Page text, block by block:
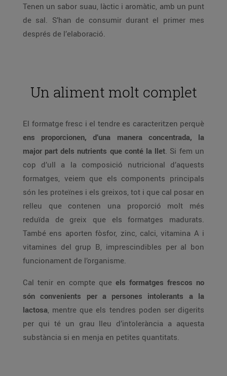
Tenen un sabor suau, làctic i aromàtic, amb un punt
de sal. S’han de consumir durant el primer mes
després de l’elaboració.
Un aliment molt complet
El formatge fresc i el tendre es caracteritzen perquè
ens proporcionen, d’una manera concentrada, la
major part dels nutrients que conté la llet. Si fem un
cop d’ull a la composició nutricional d’aquests
formatges, veiem que els components principals
són les proteïnes i els greixos, tot i que cal posar en
relleu que contenen una proporció molt més
reduïda de greix que els formatges madurats.
També ens aporten fòsfor, zinc, calci, vitamina A i
vitamines del grup B, imprescindibles per al bon
funcionament de l’organisme.
Cal tenir en compte que els formatges frescos no
són convenients per a persones intolerants a la
lactosa, mentre que els tendres poden ser digerits
per qui té un grau lleu d’intolerància a aquesta
substància si en menja en petites quantitats.